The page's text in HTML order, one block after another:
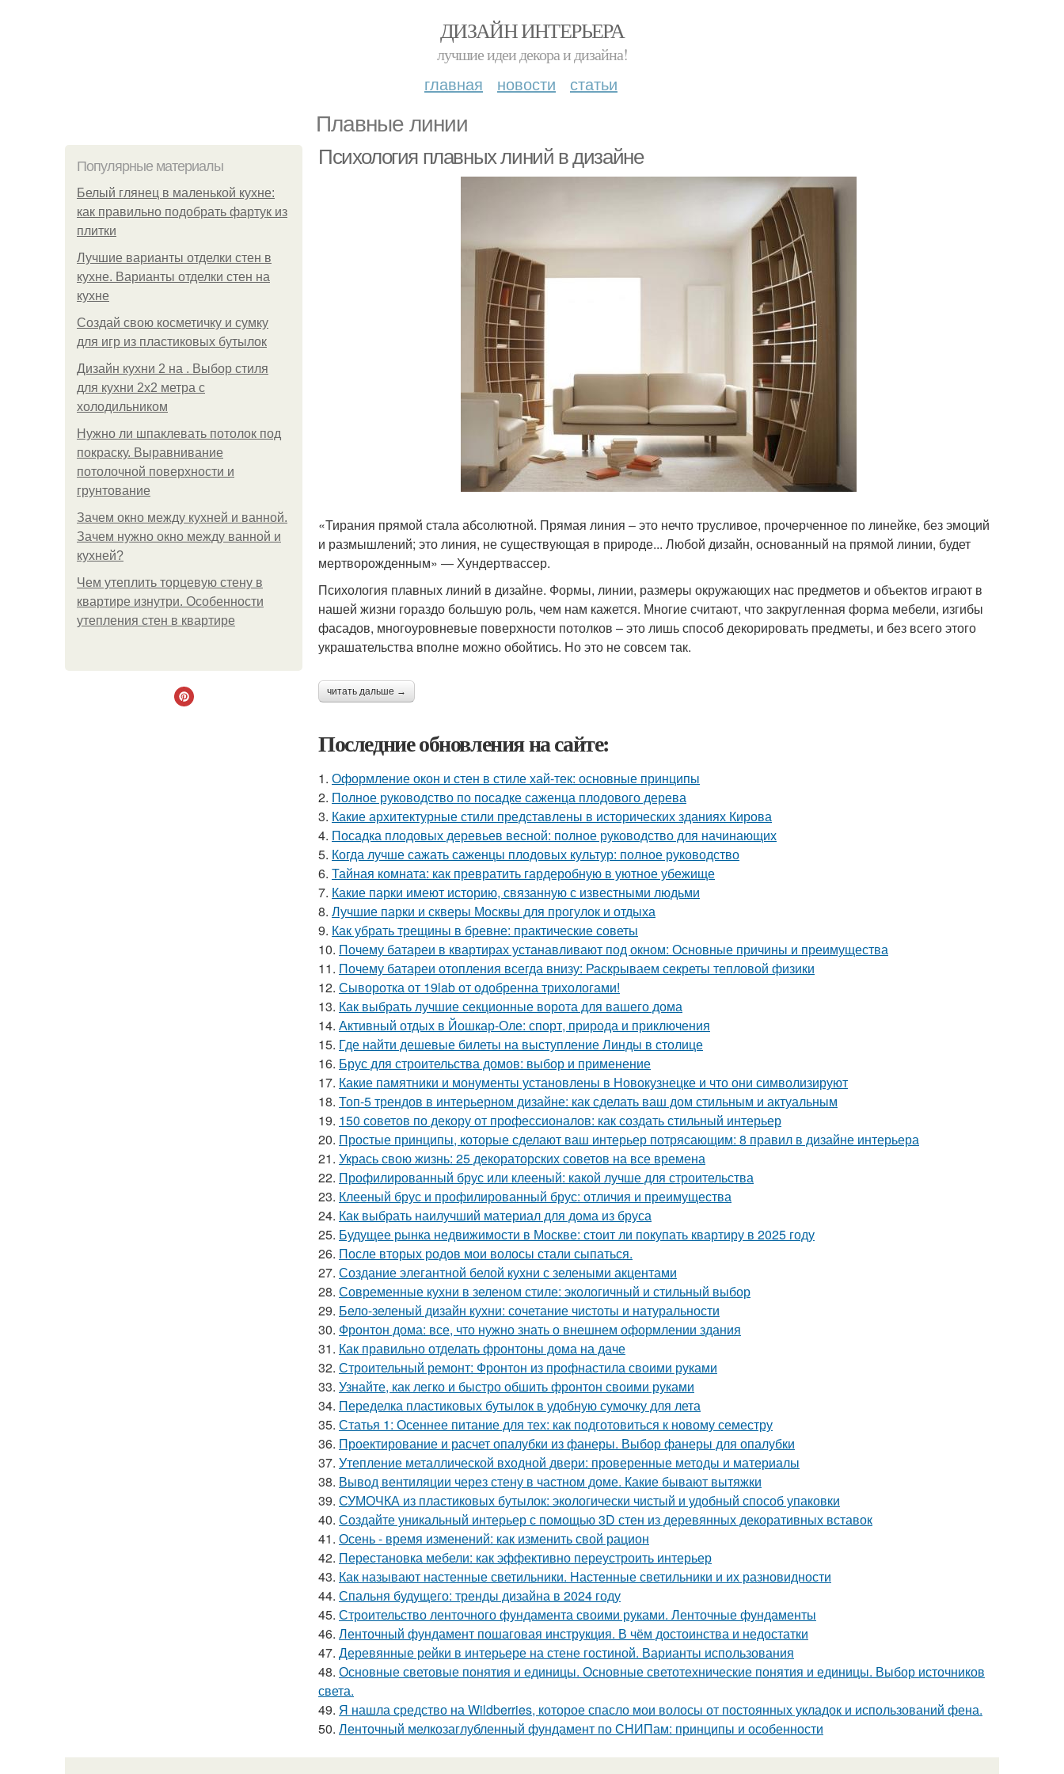
ДИЗАЙН ИНТЕРЬЕРА
лучшие идеи декора и дизайна!
главная новости статьи
Плавные линии
Популярные материалы
Белый глянец в маленькой кухне:
как правильно подобрать фартук из
плитки
Лучшие варианты отделки стен в
кухне. Варианты отделки стен на
кухне
Создай свою косметичку и сумку
для игр из пластиковых бутылок
Дизайн кухни 2 на . Выбор стиля
для кухни 2х2 метра с
холодильником
Нужно ли шпаклевать потолок под
покраску. Выравнивание
потолочной поверхности и
грунтование
Зачем окно между кухней и ванной.
Зачем нужно окно между ванной и
кухней?
Чем утеплить торцевую стену в
квартире изнутри. Особенности
утепления стен в квартире
Психология плавных линий в дизайне
«Тирания прямой стала абсолютной. Прямая линия – это нечто трусливое, прочерченное по линейке, без эмоций
и размышлений; это линия, не существующая в природе... Любой дизайн, основанный на прямой линии, будет
мертворожденным» — Хундертвассер.
Психология плавных линий в дизайне. Формы, линии, размеры окружающих нас предметов и объектов играют в
нашей жизни гораздо большую роль, чем нам кажется. Многие считают, что закругленная форма мебели, изгибы
фасадов, многоуровневые поверхности потолков – это лишь способ декорировать предметы, и без всего этого
украшательства вполне можно обойтись. Но это не совсем так.
читать дальше →
Последние обновления на сайте:
1. Оформление окон и стен в стиле хай-тек: основные принципы
2. Полное руководство по посадке саженца плодового дерева
3. Какие архитектурные стили представлены в исторических зданиях Кирова
4. Посадка плодовых деревьев весной: полное руководство для начинающих
5. Когда лучше сажать саженцы плодовых культур: полное руководство
6. Тайная комната: как превратить гардеробную в уютное убежище
7. Какие парки имеют историю, связанную с известными людьми
8. Лучшие парки и скверы Москвы для прогулок и отдыха
9. Как убрать трещины в бревне: практические советы
10. Почему батареи в квартирах устанавливают под окном: Основные причины и преимущества
11. Почему батареи отопления всегда внизу: Раскрываем секреты тепловой физики
12. Сыворотка от 19lab от одобренна трихологами!
13. Как выбрать лучшие секционные ворота для вашего дома
14. Активный отдых в Йошкар-Оле: спорт, природа и приключения
15. Где найти дешевые билеты на выступление Линды в столице
16. Брус для строительства домов: выбор и применение
17. Какие памятники и монументы установлены в Новокузнецке и что они символизируют
18. Топ-5 трендов в интерьерном дизайне: как сделать ваш дом стильным и актуальным
19. 150 советов по декору от профессионалов: как создать стильный интерьер
20. Простые принципы, которые сделают ваш интерьер потрясающим: 8 правил в дизайне интерьера
21. Укрась свою жизнь: 25 декораторских советов на все времена
22. Профилированный брус или клееный: какой лучше для строительства
23. Клееный брус и профилированный брус: отличия и преимущества
24. Как выбрать наилучший материал для дома из бруса
25. Будущее рынка недвижимости в Москве: стоит ли покупать квартиру в 2025 году
26. После вторых родов мои волосы стали сыпаться.
27. Создание элегантной белой кухни с зелеными акцентами
28. Современные кухни в зеленом стиле: экологичный и стильный выбор
29. Бело-зеленый дизайн кухни: сочетание чистоты и натуральности
30. Фронтон дома: все, что нужно знать о внешнем оформлении здания
31. Как правильно отделать фронтоны дома на даче
32. Строительный ремонт: Фронтон из профнастила своими руками
33. Узнайте, как легко и быстро обшить фронтон своими руками
34. Переделка пластиковых бутылок в удобную сумочку для лета
35. Статья 1: Осеннее питание для тех: как подготовиться к новому семестру
36. Проектирование и расчет опалубки из фанеры. Выбор фанеры для опалубки
37. Утепление металлической входной двери: проверенные методы и материалы
38. Вывод вентиляции через стену в частном доме. Какие бывают вытяжки
39. СУМОЧКА из пластиковых бутылок: экологически чистый и удобный способ упаковки
40. Создайте уникальный интерьер с помощью 3D стен из деревянных декоративных вставок
41. Осень - время изменений: как изменить свой рацион
42. Перестановка мебели: как эффективно переустроить интерьер
43. Как называют настенные светильники. Настенные светильники и их разновидности
44. Спальня будущего: тренды дизайна в 2024 году
45. Строительство ленточного фундамента своими руками. Ленточные фундаменты
46. Ленточный фундамент пошаговая инструкция. В чём достоинства и недостатки
47. Деревянные рейки в интерьере на стене гостиной. Варианты использования
48. Основные световые понятия и единицы. Основные светотехнические понятия и единицы. Выбор источников
света.
49. Я нашла средство на Wildberries, которое спасло мои волосы от постоянных укладок и использований фена.
50. Ленточный мелкозаглубленный фундамент по СНИПам: принципы и особенности